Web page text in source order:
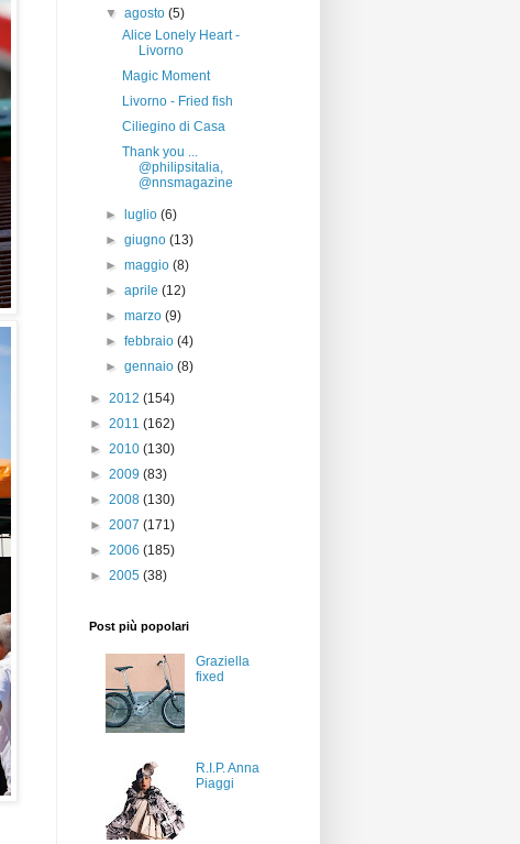
▼agosto(5)
Alice Lonely Heart -
Livorno
Magic Moment
Livorno - Fried fish
Ciliegino di Casa
Thank you ...
@philipsitalia,
@nnsmagazine
► luglio(6)
►giugno(13)
►maggio(8)
►aprile(12)
►marzo(9)
►febbraio(4)
►gennaio(8)
► 2012 (154)
► 2011 (162)
► 2010 (130)
► 2009 (83)
► 2008 (130)
► 2007 (171)
► 2006 (185)
► 2005 (38)
Post più popolari
Graziella
fixed
R.I.P. Anna
Piaggi